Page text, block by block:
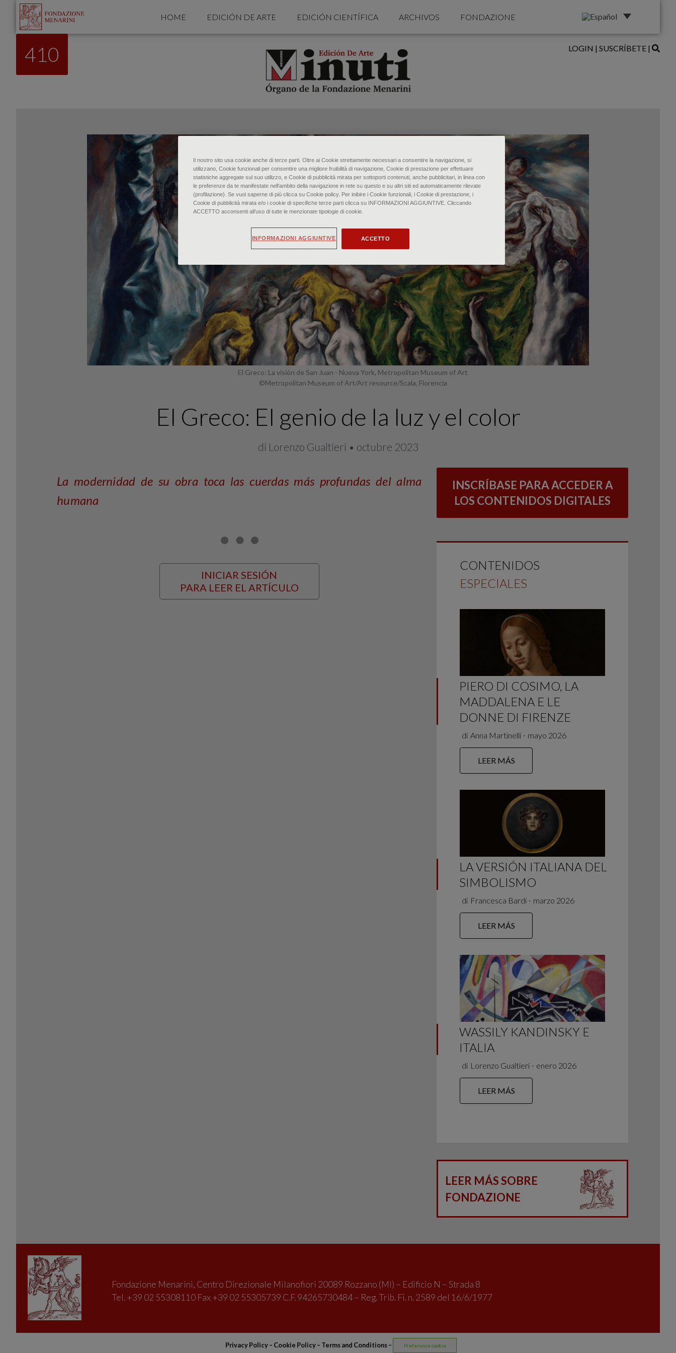
HOME EDICIÓN DE ARTE EDICIÓN CIENTÍFICA ARCHIVOS FONDAZIONE
410 LOGIN | SUSCRÍBETE|
El Greco: La visión de San Juan - Nueva York, Metropolitan Museum of Art
©Metropolitan Museum of Art/Art resource/Scala, Florencia
El Greco: El genio de la luz y el color
di Lorenzo Gualtieri • octubre 2023
La modernidad de su obra toca las cuerdas más profundas del alma
humana
INICIAR SESIÓN
PARA LEER EL ARTÍCULO
INSCRÍBASE PARA ACCEDER A
LOS CONTENIDOS DIGITALES
CONTENIDOS
ESPECIALES
PIERO DI COSIMO, LA
MADDALENA E LE
DONNE DI FIRENZE
di Anna Martinelli ∙ mayo 2026
LEER MÁS
LA VERSIÓN ITALIANA DEL
SIMBOLISMO
di Francesca Bardi ∙ marzo 2026
LEER MÁS
WASSILY KANDINSKY E
ITALIA
di Lorenzo Gualtieri ∙ enero 2026
LEER MÁS
LEER MÁS SOBRE
FONDAZIONE
Fondazione Menarini, Centro Direzionale Milanofiori 20089 Rozzano (MI) – Edificio N – Strada 8
Tel. +39 02 55308110 Fax +39 02 55305739 C.F. 94265730484 – Reg. Trib. Fi. n. 2589 del 16/6/1977
Privacy Policy– Cookie Policy – Terms and Conditions– Preferenze cookie
Il nostro sito usa cookie anche di terze parti. Oltre ai Cookie strettamente necessari a consentire la navigazione, si
utilizzano, Cookie funzionali per consentire una migliore fruibilità di navigazione, Cookie di prestazione per effettuare
statistiche aggregate sul suo utilizzo, e Cookie di pubblicità mirata per sottoporti contenuti, anche pubblicitari, in linea con
le preferenze da te manifestate nell‘ambito della navigazione in rete su questo e su altri siti ed automaticamente rilevate
(profilazione). Se vuoi saperne di più clicca su Cookie policy. Per inibire i Cookie funzionali, i Cookie di prestazione, i
Cookie di pubblicità mirata e/o i cookie di specifiche terze parti clicca su INFORMAZIONI AGGIUNTIVE. Cliccando
ACCETTO acconsenti all’uso di tutte le menzionate tipologie di cookie.
ACCETTO
INFORMAZIONI AGGIUNTIVE